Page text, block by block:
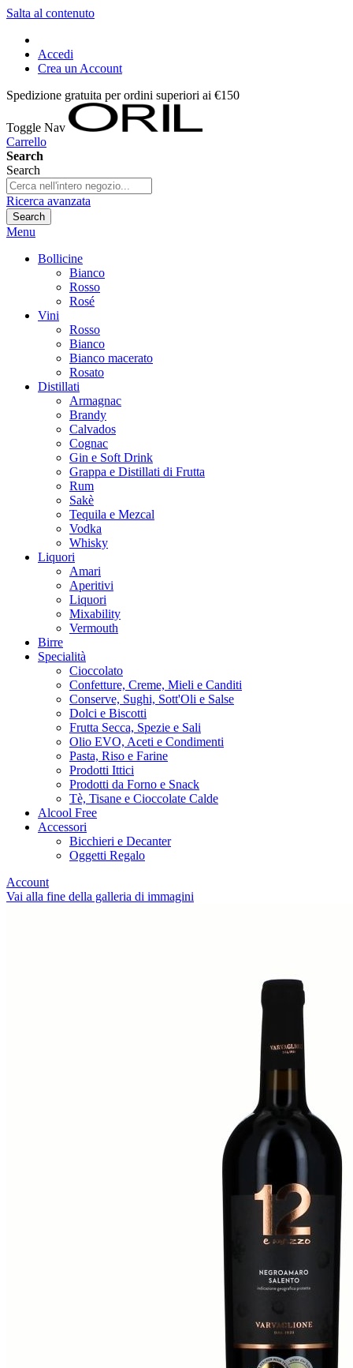
Salta al contenuto
Accedi
Crea un Account
Spedizione gratuita per ordini superiori ai €150
Toggle Nav
Carrello
Search
Search
Ricerca avanzata
Search
Menu
Bollicine
Bianco
Rosso
Rosé
Vini
Rosso
Bianco
Bianco macerato
Rosato
Distillati
Armagnac
Brandy
Calvados
Cognac
Gin e Soft Drink
Grappa e Distillati di Frutta
Rum
Sakè
Tequila e Mezcal
Vodka
Whisky
Liquori
Amari
Aperitivi
Liquori
Mixability
Vermouth
Birre
Specialità
Cioccolato
Confetture, Creme, Mieli e Canditi
Conserve, Sughi, Sott'Oli e Salse
Dolci e Biscotti
Frutta Secca, Spezie e Sali
Olio EVO, Aceti e Condimenti
Pasta, Riso e Farine
Prodotti Ittici
Prodotti da Forno e Snack
Tè, Tisane e Cioccolate Calde
Alcool Free
Accessori
Bicchieri e Decanter
Oggetti Regalo
Account
Vai alla fine della galleria di immagini